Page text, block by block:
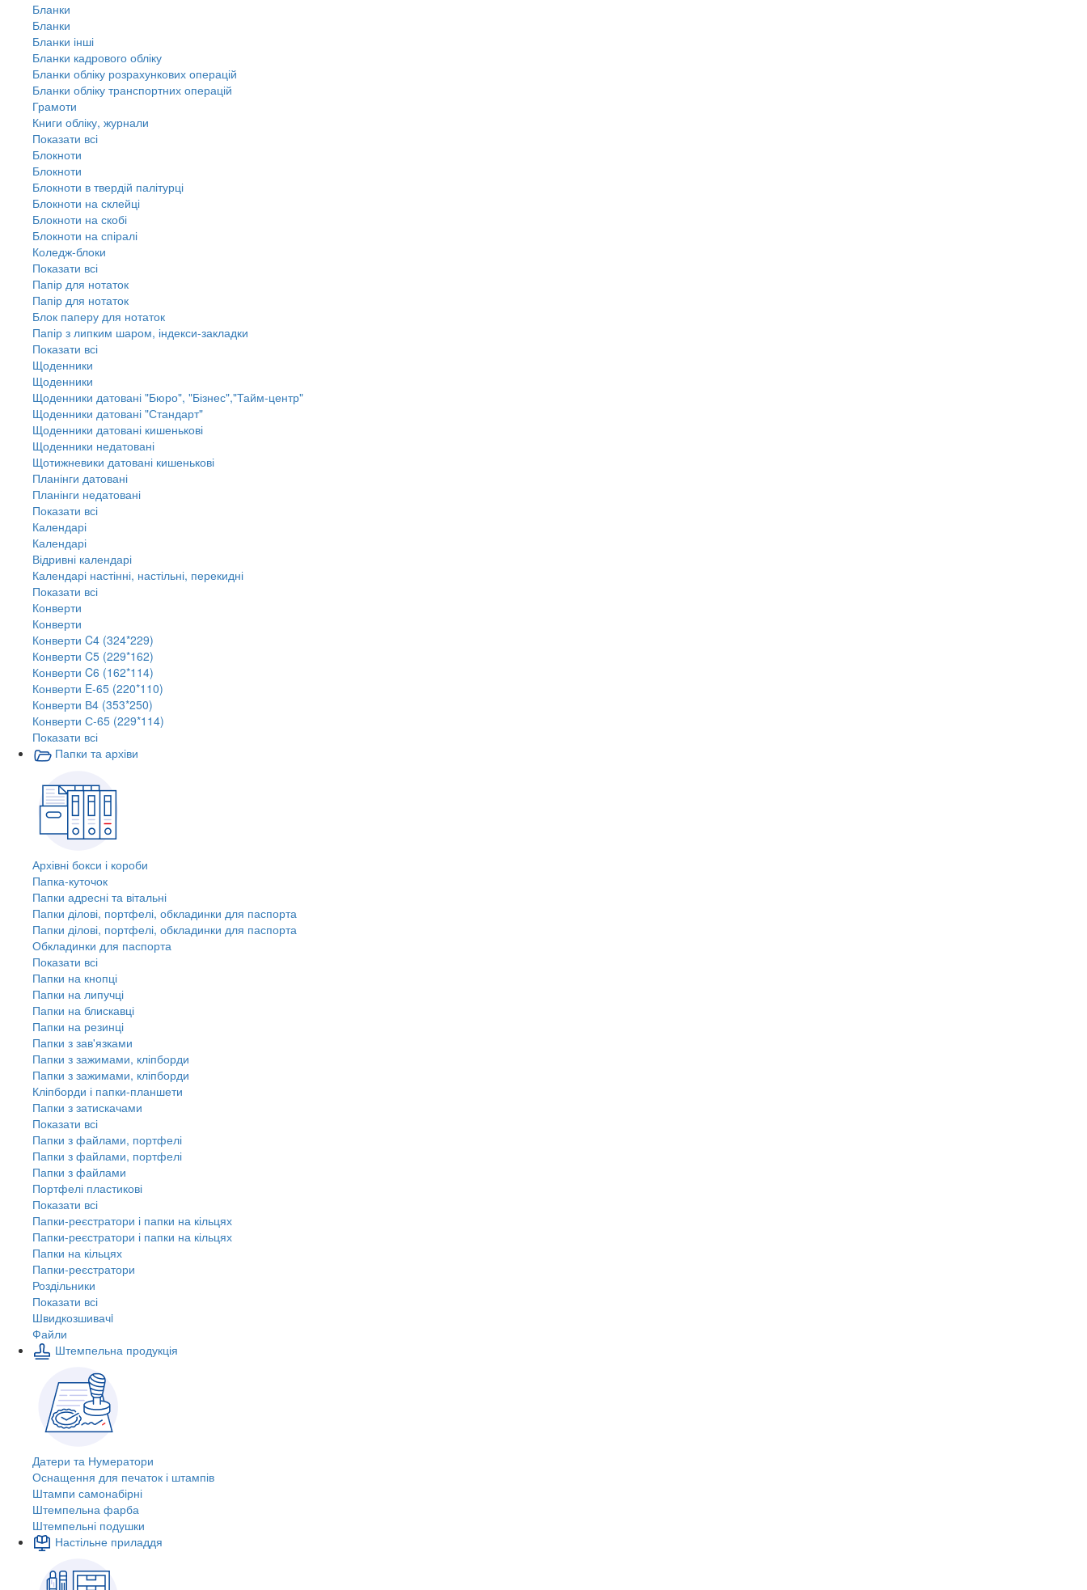
Бланки
Бланки
Бланки інші
Бланки кадрового обліку
Бланки обліку розрахункових операцій
Бланки обліку транспортних операцій
Грамоти
Книги обліку, журнали
Показати всі
Блокноти
Блокноти
Блокноти в твердій палітурці
Блокноти на склейці
Блокноти на скобі
Блокноти на спіралі
Коледж-блоки
Показати всі
Папір для нотаток
Папір для нотаток
Блок паперу для нотаток
Папір з липким шаром, індекси-закладки
Показати всі
Щоденники
Щоденники
Щоденники датовані "Бюро", "Бізнес","Тайм-центр"
Щоденники датовані "Стандарт"
Щоденники датовані кишенькові
Щоденники недатовані
Щотижневики датовані кишенькові
Планінги датовані
Планінги недатовані
Показати всі
Календарі
Календарі
Відривні календарі
Календарі настінні, настільні, перекидні
Показати всі
Конверти
Конверти
Конверти C4 (324*229)
Конверти C5 (229*162)
Конверти C6 (162*114)
Конверти E-65 (220*110)
Конверти В4 (353*250)
Конверти С-65 (229*114)
Показати всі
Папки та архіви
Архівні бокси і короби
Папка-куточок
Папки адресні та вітальні
Папки ділові, портфелі, обкладинки для паспорта
Папки ділові, портфелі, обкладинки для паспорта
Обкладинки для паспорта
Показати всі
Папки на кнопці
Папки на липучці
Папки на блискавці
Папки на резинці
Папки з зав'язками
Папки з зажимами, кліпборди
Папки з зажимами, кліпборди
Кліпборди і папки-планшети
Папки з затискачами
Показати всі
Папки з файлами, портфелі
Папки з файлами, портфелі
Папки з файлами
Портфелі пластикові
Показати всі
Папки-реєстратори і папки на кільцях
Папки-реєстратори і папки на кільцях
Папки на кільцях
Папки-реєстратори
Роздільники
Показати всі
Швидкозшивачi
Файли
Штемпельна продукція
Датери та Нумератори
Оснащення для печаток і штампів
Штампи самонабірні
Штемпельна фарба
Штемпельні подушки
Настільне приладдя